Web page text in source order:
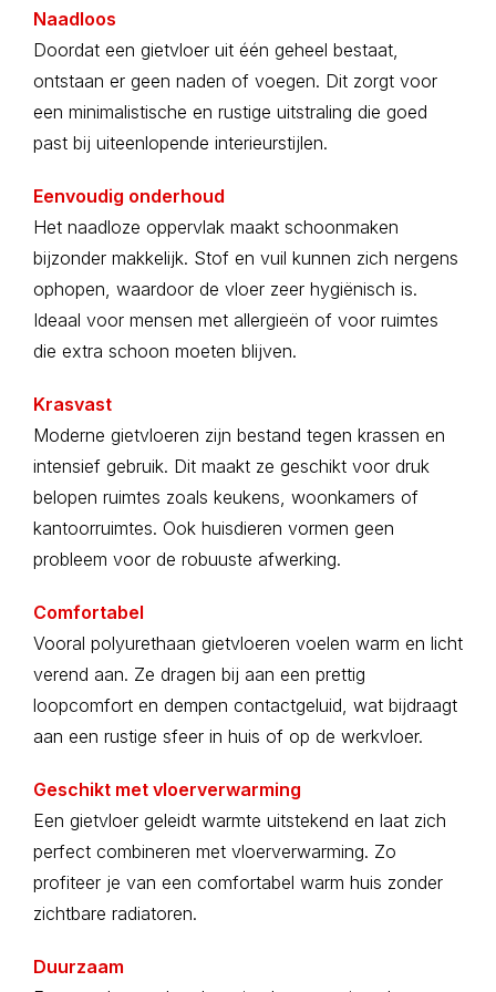
Naadloos
Doordat een gietvloer uit één geheel bestaat,
ontstaan er geen naden of voegen. Dit zorgt voor
een minimalistische en rustige uitstraling die goed
past bij uiteenlopende interieurstijlen.
Eenvoudig onderhoud
Het naadloze oppervlak maakt schoonmaken
bijzonder makkelijk. Stof en vuil kunnen zich nergens
ophopen, waardoor de vloer zeer hygiënisch is.
Ideaal voor mensen met allergieën of voor ruimtes
die extra schoon moeten blijven.
Krasvast
Moderne gietvloeren zijn bestand tegen krassen en
intensief gebruik. Dit maakt ze geschikt voor druk
belopen ruimtes zoals keukens, woonkamers of
kantoorruimtes. Ook huisdieren vormen geen
probleem voor de robuuste afwerking.
Comfortabel
Vooral polyurethaan gietvloeren voelen warm en licht
verend aan. Ze dragen bij aan een prettig
loopcomfort en dempen contactgeluid, wat bijdraagt
aan een rustige sfeer in huis of op de werkvloer.
Geschikt met vloerverwarming
Een gietvloer geleidt warmte uitstekend en laat zich
perfect combineren met vloerverwarming. Zo
profiteer je van een comfortabel warm huis zonder
zichtbare radiatoren.
Duurzaam